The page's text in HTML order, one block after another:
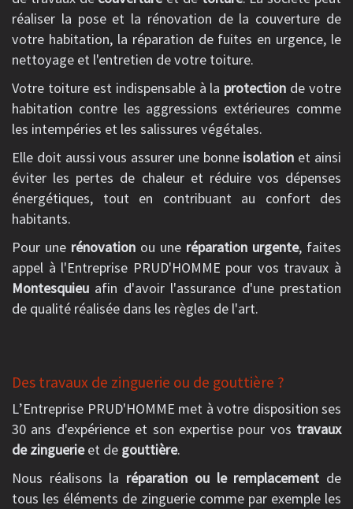
réaliser la pose et la rénovation de la couverture de
votre habitation, la réparation de fuites en urgence, le
nettoyage et l'entretien de votre toiture.
Votre toiture est indispensable à la protection de votre
habitation contre les aggressions extérieures comme
les intempéries et les salissures végétales.
Elle doit aussi vous assurer une bonne isolation et ainsi
éviter les pertes de chaleur et réduire vos dépenses
énergétiques, tout en contribuant au confort des
habitants.
Pour une rénovation ou une réparation urgente, faites
appel à l'Entreprise PRUD'HOMME pour vos travaux à
Montesquieu afin d'avoir l'assurance d'une prestation
de qualité réalisée dans les règles de l'art.
Des travaux de zinguerie ou de gouttière ?
L’Entreprise PRUD'HOMME met à votre disposition ses
30 ans d'expérience et son expertise pour vos travaux
de zinguerieet de gouttière.
Nous réalisons la réparation ou le remplacement de
tous les éléments de zinguerie comme par exemple les